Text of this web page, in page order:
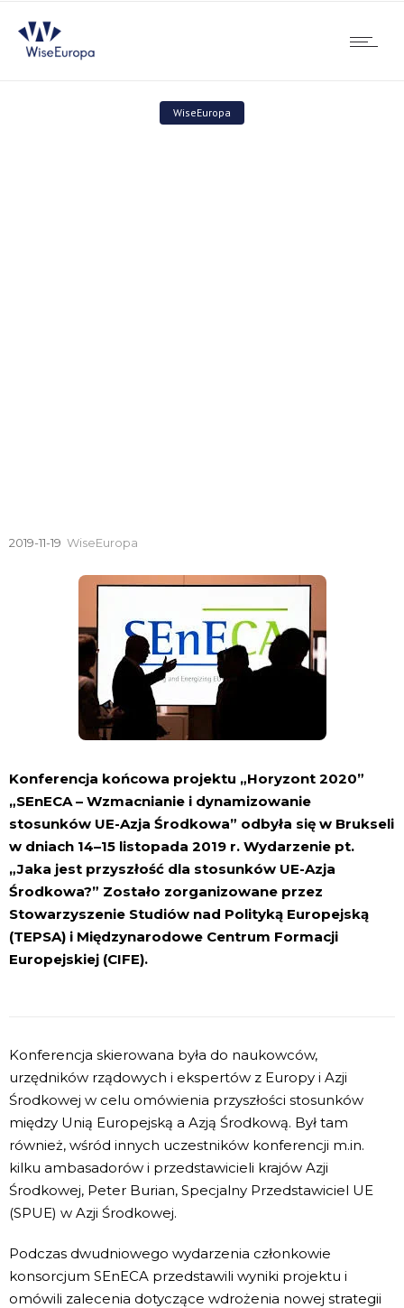
WiseEuropa
2019-11-19 WiseEuropa
Konferencja końcowa projektu „Horyzont 2020”
„SEnECA – Wzmacnianie i dynamizowanie
stosunków UE-Azja Środkowa” odbyła się w Brukseli
w dniach 14–15 listopada 2019 r. Wydarzenie pt.
„Jaka jest przyszłość dla stosunków UE-Azja
Środkowa?” Zostało zorganizowane przez
Stowarzyszenie Studiów nad Polityką Europejską
(TEPSA) i Międzynarodowe Centrum Formacji
Europejskiej (CIFE).
Konferencja skierowana była do naukowców,
urzędników rządowych i ekspertów z Europy i Azji
Środkowej w celu omówienia przyszłości stosunków
między Unią Europejską a Azją Środkową. Był tam
również, wśród innych uczestników konferencji m.in.
kilku ambasadorów i przedstawicieli krajów Azji
Środkowej, Peter Burian, Specjalny Przedstawiciel UE
(SPUE) w Azji Środkowej.
Podczas dwudniowego wydarzenia członkowie
konsorcjum SEnECA przedstawili wyniki projektu i
omówili zalecenia dotyczące wdrożenia nowej strategii